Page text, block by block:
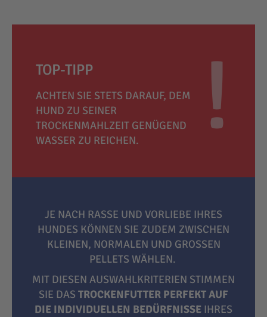
TOP-TIPP
ACHTEN SIE STETS DARAUF, DEM
HUND ZU SEINER
TROCKENMAHLZEIT GENÜGEND
WASSER ZU REICHEN.
JE NACH RASSE UND VORLIEBE IHRES
HUNDES KÖNNEN SIE ZUDEM ZWISCHEN
KLEINEN, NORMALEN UND GROSSEN P
ELLETS WÄHLEN.
MIT DIESEN AUSWAHLKRITERIEN STIMMEN
SIE DAS TROCKENFUTTER PERFEKT AUF
DIE INDIVIDUELLEN BEDÜRFNISSE IHRES